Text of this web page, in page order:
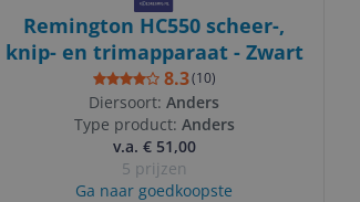
Remington HC550 scheer-,
knip- en trimapparaat - Zwart
8.3(10)
Diersoort: Anders
Type product: Anders
v.a. € 51,00
5 prijzen
Ga naar goedkoopste